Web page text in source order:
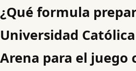
¿Qué formula
Universidad
Arena para el juego